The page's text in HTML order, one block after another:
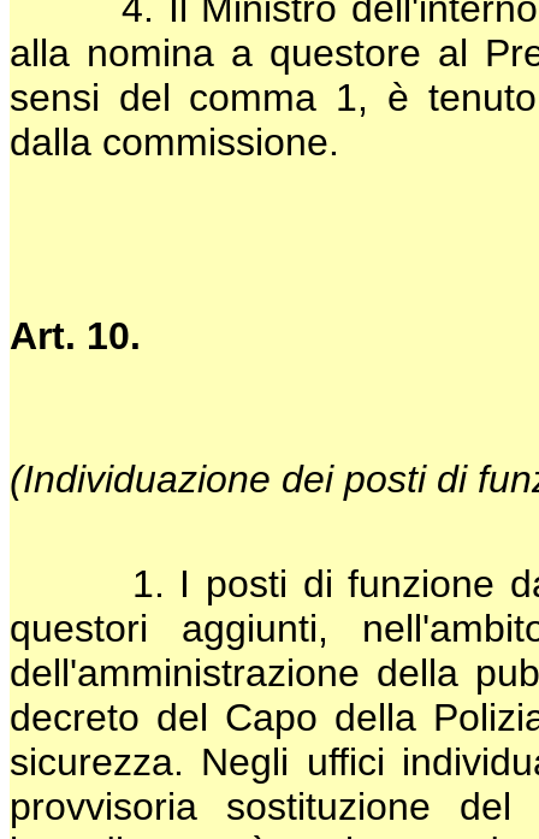
alla nomina a questore al
sensi del comma 1, è
dalla commissione.
Art. 10.
(Individuazione dei posti di
1. I posti di funzione da
questori aggiunti,
dell'amministrazione della
decreto del Capo della
sicurezza. Negli uffici
provvisoria sostituzione